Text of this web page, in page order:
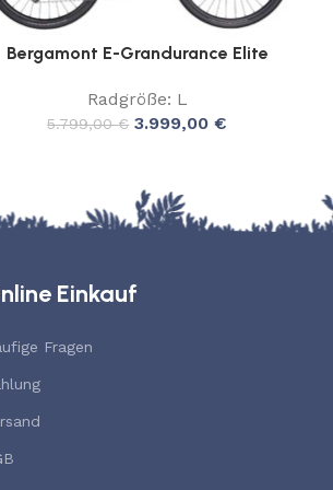
Bergamont E-Grandurance Elite
Radgröße: L
5.799,00€ 3.999,00€
Einkauf
Fragen